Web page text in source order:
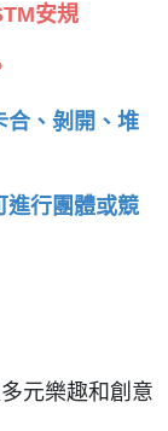
安規
合、剝開、堆
進行團體或競
元樂趣和創意